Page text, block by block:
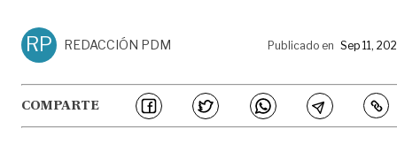
RP REDACCIÓN PDM Publicado en Sep 11,
COMPARTE